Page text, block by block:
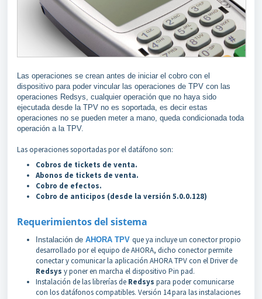
Las operaciones se crean antes de iniciar el cobro con el
dispositivo para poder vincular las operaciones de TPV con las
operaciones Redsys, cualquier operación que no haya sido
ejecutada desde la TPV no es soportada, es decir estas
operaciones no se pueden meter a mano, queda condicionada toda
operación a la TPV.
Las operaciones soportadas por el datáfono son:
Cobros de tickets de venta.
Abonos de tickets de venta.
Cobro de efectos.
Cobro de anticipos (desde la versión 5.0.0.128)
Requerimientos del sistema
Instalación de AHORA TPV que ya incluye un conector propio
desarrollado por el equipo de AHORA, dicho conector permite
conectar y comunicar la aplicación AHORA TPV con el Driver de
Redsys y poner en marcha el dispositivo Pin pad.
Instalación de las librerías de Redsys para poder comunicarse
con los datáfonos compatibles. Versión 14 para las instalaciones